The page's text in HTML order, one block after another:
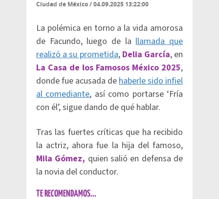
Ciudad de México/04.09.2025 13:22:00
La polémica en torno a la vida amorosa
de Facundo, luego de lallamada que
realizó a su prometida, Delia García, en
La Casa de los Famosos México 2025,
donde fue acusada dehaberle sido infiel
al comediante, así como portarse ‘Fría
con él’, sigue dando de qué hablar.
Tras las fuertes críticas que ha recibido
la actriz, ahora fue la hija del famoso,
Mila Gómez, quien salió en defensa de
la novia del conductor.
TE RECOMENDAMOS...